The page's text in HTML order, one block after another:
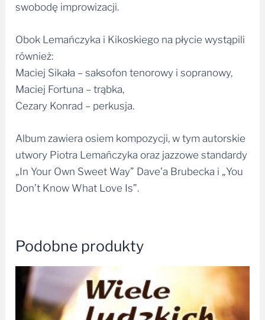
swobodę improwizacji.
Obok Lemańczyka i Kikoskiego na płycie wystąpili
również:
Maciej Sikała – saksofon tenorowy i sopranowy,
Maciej Fortuna – trąbka,
Cezary Konrad – perkusja.
Album zawiera osiem kompozycji, w tym autorskie
utwory Piotra Lemańczyka oraz jazzowe standardy
„In Your Own Sweet Way” Dave’a Brubecka i „You
Don’t Know What Love Is”.
Podobne produkty